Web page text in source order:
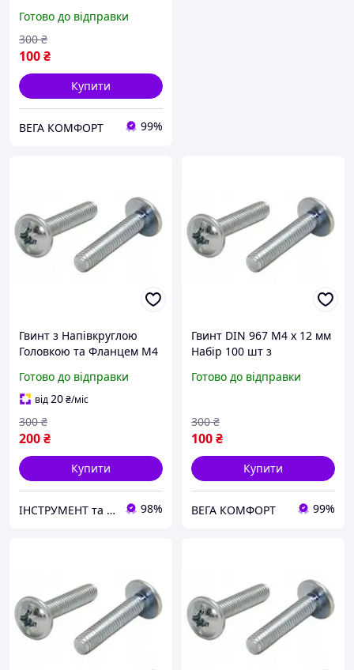
PZ+PL DIN 967 Spec
Готово до відправки
100₴
300 ₴
Купити
ВЕГА КОМФОРТ 99%
Гвинт з Напівкруглою
Головкою та Фланцем М4
PZ+PL DIN 967 Spec
Готово до відправки
від20₴/міс
200₴
300 ₴
Купити
ІНСТРУМЕНТ та МЕТИЗИ 98%
Гвинт DIN 967 М4 х 12 мм
Набір 100 шт з
та Фланцем ЦБ PZ+PL
Готово до відправки
100₴
300 ₴
Купити
ВЕГА КОМФОРТ 99%